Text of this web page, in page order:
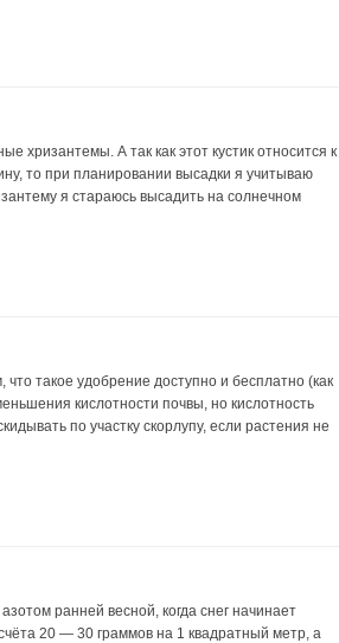
хризантемы. А так как этот кустик относится к
то при планировании высадки я учитываю
я стараюсь высадить на солнечном
такое удобрение доступно и бесплатно (как
кислотности почвы, но кислотность
по участку скорлупу, если растения не
ранней весной, когда снег начинает
20 — 30 граммов на 1 квадратный метр, а